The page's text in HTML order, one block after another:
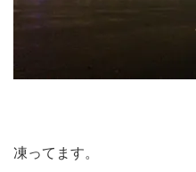
凍ってます。